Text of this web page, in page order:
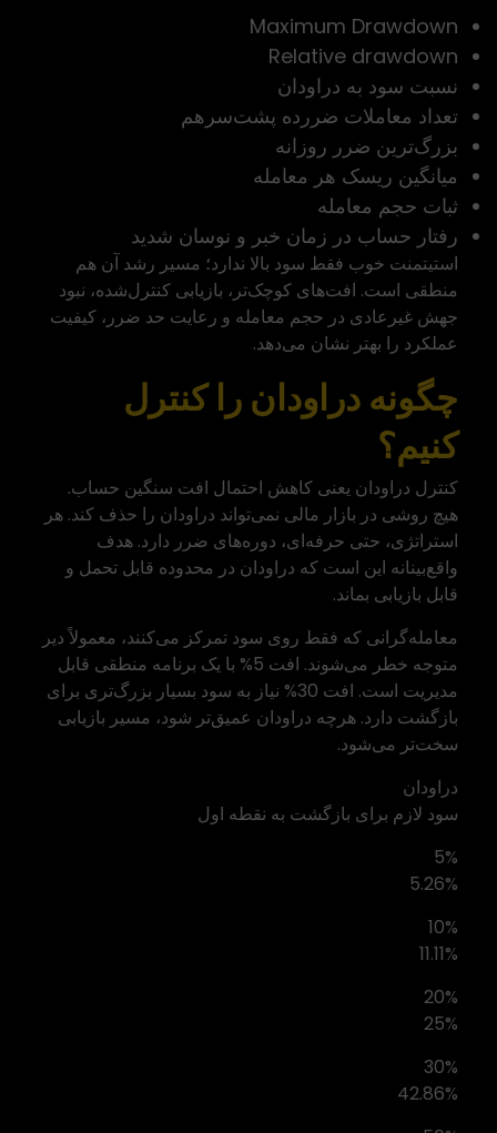
Maximum Drawdown
Relative drawdown
نسبت سود به دراودان
تعداد معاملات ضررده پشت‌سرهم
بزرگ‌ترین ضرر روزانه
میانگین ریسک هر معامله
ثبات حجم معامله
رفتار حساب در زمان خبر و نوسان شدید
استیتمنت خوب فقط سود بالا ندارد؛ مسیر رشد آن هم
منطقی است. افت‌های کوچک‌تر، بازیابی کنترل‌شده، نبود
جهش غیرعادی در حجم معامله و رعایت حد ضرر، کیفیت
عملکرد را بهتر نشان می‌دهد.
چگونه دراودان را کنترل
کنیم؟
کنترل دراودان یعنی کاهش احتمال افت سنگین حساب.
هیچ روشی در بازار مالی نمی‌تواند دراودان را حذف کند. هر
استراتژی، حتی حرفه‌ای، دوره‌های ضرر دارد. هدف
واقع‌بینانه این است که دراودان در محدوده قابل تحمل و
قابل بازیابی بماند.
معامله‌گرانی که فقط روی سود تمرکز می‌کنند، معمولاً دیر
متوجه خطر می‌شوند. افت 5% با یک برنامه منطقی قابل
مدیریت است. افت 30% نیاز به سود بسیار بزرگ‌تری برای
بازگشت دارد. هرچه دراودان عمیق‌تر شود، مسیر بازیابی
سخت‌تر می‌شود.
دراودان
سود لازم برای بازگشت به نقطه اول
5%
5.26%
10%
11.11%
20%
25%
30%
42.86%